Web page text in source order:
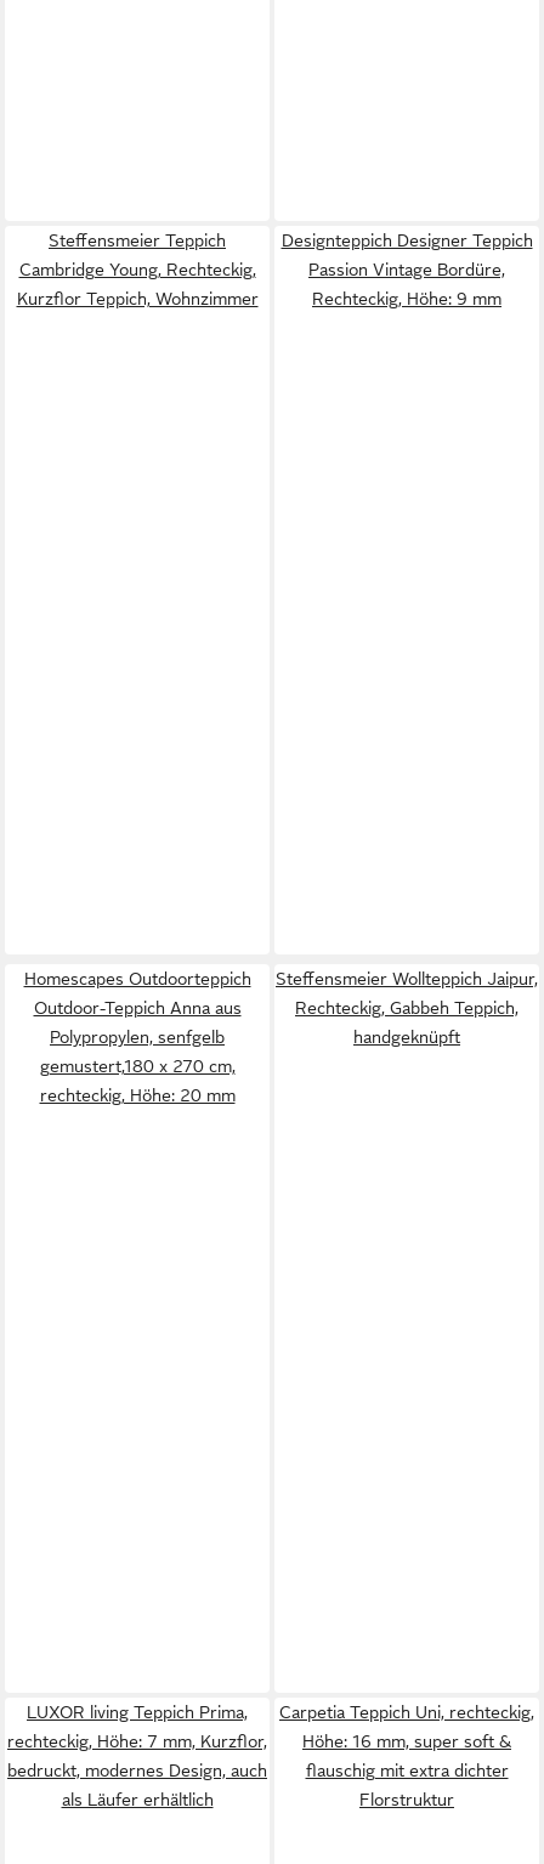
Steffensmeier Teppich
Cambridge Young, Rechteckig,
Kurzflor Teppich, Wohnzimmer
Designteppich Designer Teppich
Passion Vintage Bordüre,
Rechteckig, Höhe: 9 mm
Homescapes Outdoorteppich
Outdoor-Teppich Anna aus
Polypropylen, senfgelb
gemustert,180 x 270 cm,
rechteckig, Höhe: 20 mm
Steffensmeier Wollteppich Jaipur,
Rechteckig, Gabbeh Teppich,
handgeknüpft
LUXOR living Teppich Prima,
rechteckig, Höhe: 7 mm, Kurzflor,
bedruckt, modernes Design, auch
als Läufer erhältlich
Carpetia Teppich Uni, rechteckig,
Höhe: 16 mm, super soft &
flauschig mit extra dichter
Florstruktur